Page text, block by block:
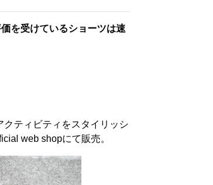
を受けているショーツは速
ティビティをスタイリッシ
web shopにて販売。